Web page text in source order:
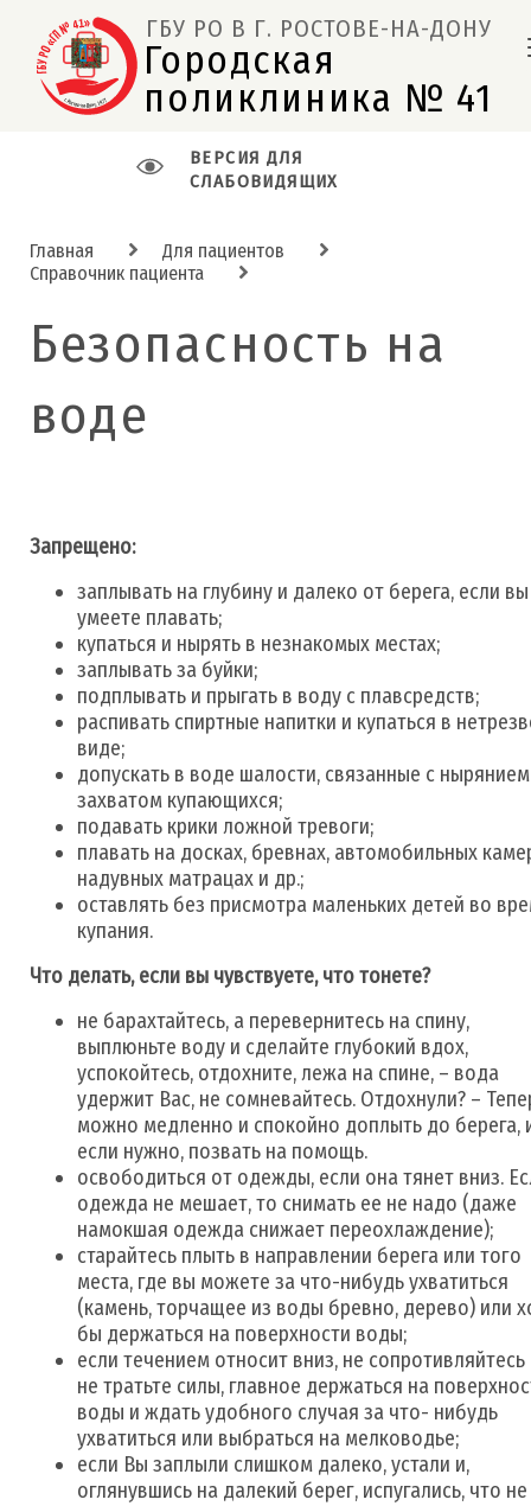
ГБУ РО В Г. РОСТОВЕ-НА-ДОНУ
Городская
поликлиника № 41
ВЕРСИЯ ДЛЯ
СЛАБОВИДЯЩИХ
Главная
Для пациентов
Справочник пациента
Безопасность на
воде
Запрещено:
заплывать на глубину и далеко от берега, если
умеете плавать;
купаться и нырять в незнакомых местах;
заплывать за буйки;
подплывать и прыгать в воду с плавсредств;
распивать спиртные напитки и купаться в
виде;
допускать в воде шалости, связанные с
захватом купающихся;
подавать крики ложной тревоги;
плавать на досках, бревнах, автомобильных
надувных матрацах и др.;
оставлять без присмотра маленьких детей во
купания.
Что делать, если вы чувствуете, что тонете?
не барахтайтесь, а перевернитесь на спину,
выплюньте воду и сделайте глубокий вдох,
успокойтесь, отдохните, лежа на спине, – вода
удержит Вас, не сомневайтесь. Отдохнули? –
можно медленно и спокойно доплыть до берега,
если нужно, позвать на помощь.
освободиться от одежды, если она тянет вниз.
одежда не мешает, то снимать ее не надо (даже
намокшая одежда снижает переохлаждение);
старайтесь плыть в направлении берега или того
места, где вы можете за что-нибудь ухватиться
(камень, торчащее из воды бревно, дерево) или
бы держаться на поверхности воды;
если течением относит вниз, не сопротивляйтесь
не тратьте силы, главное держаться на
воды и ждать удобного случая за что- нибудь
ухватиться или выбраться на мелководье;
если Вы заплыли слишком далеко, устали и,
оглянувшись на далекий берег, испугались, что не